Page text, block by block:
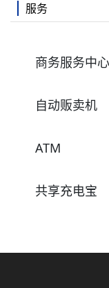
服务
商务服务中心
自动贩卖机
ATM
共享充电宝